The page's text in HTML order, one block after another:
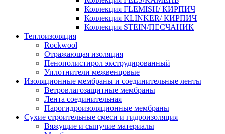
Коллекция FLEMISH/ КИРПИЧ
Коллекция KLINKER/ КИРПИЧ
Коллекция STEIN/ПЕСЧАНИК
Теплоизоляция
Rockwool
Отражающая изоляция
Пенополистирол экструдированный
Уплотнители межвенцовые
Изоляционные мембраны и соединительные ленты
Ветровлагозащитные мембраны
Лента соединительная
Парогидроизоляционные мембраны
Сухие строительные смеси и гидроизоляция
Вяжущие и сыпучие материалы